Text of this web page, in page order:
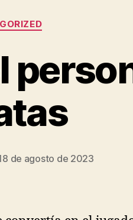
Categorías
de agosto de 2023